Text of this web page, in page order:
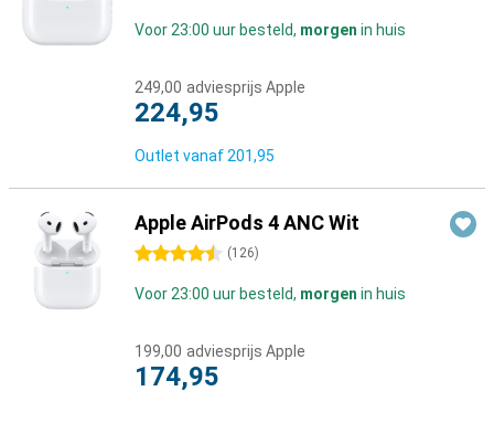
Voor 23:00 uur besteld, morgen in huis
249,00 adviesprijs Apple
224,95
Outlet vanaf 201,95
Apple AirPods 4 ANC Wit
4.5 sterren (126)
Voor 23:00 uur besteld, morgen in huis
199,00 adviesprijs Apple
174,95